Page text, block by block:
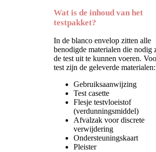
Wat is de inhoud van het
testpakket?
In de blanco envelop zitten alle
benodigde materialen die nodig
de test uit te kunnen voeren.
test zijn de geleverde materialen:
Gebruiksaanwijzing
Test casette
Flesje testvloeistof
(verdunningsmiddel)
Afvalzak voor discrete
verwijdering
Ondersteuningskaart
Pleister